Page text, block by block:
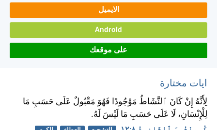
الايميل
Android
على موقعك
ايات مختارة
لِأَنَّهُ إِنْ كَانَ ٱلنَّشَاطُ مَوْجُودًا فَهُوَ مَقْبُولٌ عَلَى حَسَبِ مَا
لِلْإِنْسَانِ، لَا عَلَى حَسَبِ مَا لَيْسَ لَهُ.